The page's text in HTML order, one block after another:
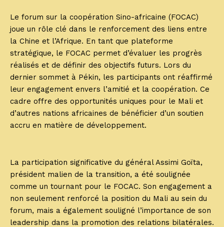
Le forum sur la coopération Sino-africaine (FOCAC)
joue un rôle clé dans le renforcement des liens entre
la Chine et l’Afrique. En tant que plateforme
stratégique, le FOCAC permet d’évaluer les progrès
réalisés et de définir des objectifs futurs. Lors du
dernier sommet à Pékin, les participants ont réaffirmé
leur engagement envers l’amitié et la coopération. Ce
cadre offre des opportunités uniques pour le Mali et
d’autres nations africaines de bénéficier d’un soutien
accru en matière de développement.
La participation significative du général Assimi Goïta,
président malien de la transition, a été soulignée
comme un tournant pour le FOCAC. Son engagement a
non seulement renforcé la position du Mali au sein du
forum, mais a également souligné l’importance de son
leadership dans la promotion des relations bilatérales.